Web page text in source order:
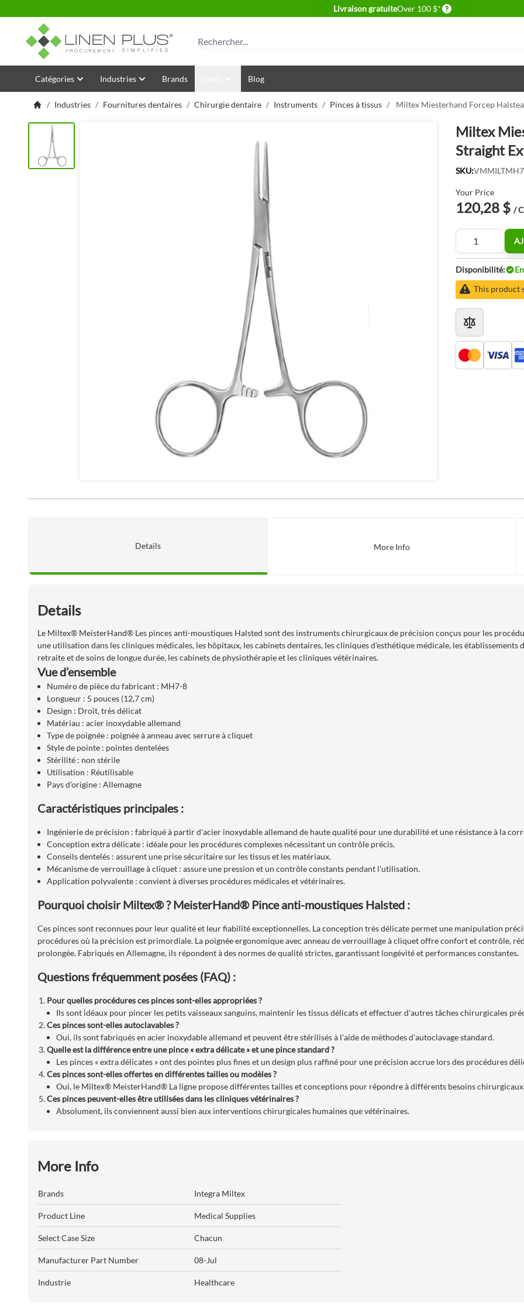
Livraison gratuiteOver 100 $* Delivery conditions
Rechercher
Allez au contenu
Catégories Industries Brands Blog
/ Industries / Fournitures dentaires / Chirurgie dentaire / Instruments / Pinces à tissus / Miltex Miesterhand Forcep
Miltex
Straight
SKU:
Your Price
120,28 $ /
Quantité
Disponibilité:
This product
Details More Info
Details
Le Miltex® MeisterHand® Les pinces anti-moustiques Halsted sont des instruments chirurgicaux de précision conçus pour les
une utilisation dans les cliniques médicales, les hôpitaux, les cabinets dentaires, les cliniques d'esthétique médicale, les
retraite et de soins de longue durée, les cabinets de physiothérapie et les cliniques vétérinaires.
Vue d’ensemble
Numéro de pièce du fabricant : MH7-8
Longueur : 5 pouces (12,7 cm)
Design : Droit, très délicat
Matériau : acier inoxydable allemand
Type de poignée : poignée à anneau avec serrure à cliquet
Style de pointe : pointes dentelées
Stérilité : non stérile
Utilisation : Réutilisable
Pays d'origine : Allemagne
Caractéristiques principales :
Ingénierie de précision : fabriqué à partir d'acier inoxydable allemand de haute qualité pour une durabilité et une résistance à la
Conception extra délicate : idéale pour les procédures complexes nécessitant un contrôle précis.
Conseils dentelés : assurent une prise sécuritaire sur les tissus et les matériaux.
Mécanisme de verrouillage à cliquet : assure une pression et un contrôle constants pendant l'utilisation.
Application polyvalente : convient à diverses procédures médicales et vétérinaires.
Pourquoi choisir Miltex® ? MeisterHand® Pince anti-moustiques Halsted :
Ces pinces sont reconnues pour leur qualité et leur fiabilité exceptionnelles. La conception très délicate permet une manipulation
procédures où la précision est primordiale. La poignée ergonomique avec anneau de verrouillage à cliquet offre confort et contrôle,
prolongée. Fabriqués en Allemagne, ils répondent à des normes de qualité strictes, garantissant longévité et performances constantes.
Questions fréquemment posées (FAQ) :
Pour quelles procédures ces pinces sont-elles appropriées ?
Ils sont idéaux pour pincer les petits vaisseaux sanguins, maintenir les tissus délicats et effectuer d'autres tâches chirurgicales
Ces pinces sont-elles autoclavables ?
Oui, ils sont fabriqués en acier inoxydable allemand et peuvent être stérilisés à l'aide de méthodes d'autoclavage standard.
Quelle est la différence entre une pince « extra délicate » et une pince standard ?
Les pinces « extra délicates » ont des pointes plus fines et un design plus raffiné pour une précision accrue lors des procédures
Ces pinces sont-elles offertes en différentes tailles ou modèles ?
Oui, le Miltex® MeisterHand® La ligne propose différentes tailles et conceptions pour répondre à différents besoins
Ces pinces peuvent-elles être utilisées dans les cliniques vétérinaires ?
Absolument, ils conviennent aussi bien aux interventions chirurgicales humaines que vétérinaires.
More Info
Brands Integra Miltex
Product Line Medical Supplies
Select Case Size Chacun
Manufacturer Part Number 08-Jul
Industrie Healthcare